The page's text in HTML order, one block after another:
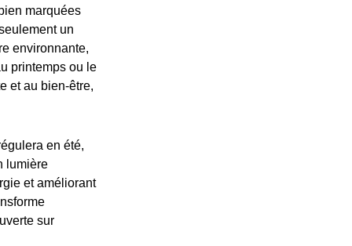
marquées
un
environnante,
printemps ou le
et au bien-être,
en été,
lumière
et améliorant
sur